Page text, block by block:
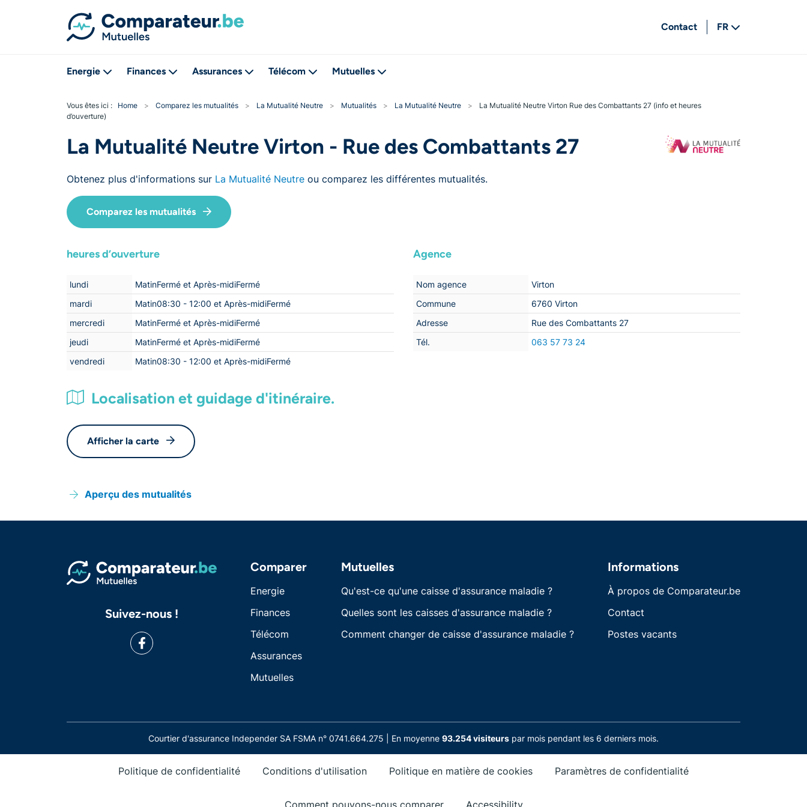
Contact
FR
Energie Finances Assurances Télécom Mutuelles
Vous êtes ici : Home > Comparez les mutualités > La Mutualité Neutre > Mutualités > La Mutualité Neutre >
La Mutualité Neutre Virton Rue des Combattants 27 (info et heures
d’ouverture)
La Mutualité Neutre Virton - Rue des Combattants 27
Obtenez plus d'informations sur La Mutualité Neutre ou comparez les différentes mutualités.
Comparez les mutualités
heures d’ouverture
lundi
MatinFermé et Après-midiFermé
mardi
Matin08:30 - 12:00 et Après-midiFermé
mercredi
MatinFermé et Après-midiFermé
jeudi
MatinFermé et Après-midiFermé
vendredi
Matin08:30 - 12:00 et Après-midiFermé
Agence
Nom agence
Virton
Commune
6760 Virton
Adresse
Rue des Combattants 27
Tél.
063 57 73 24
Localisation et guidage d'itinéraire.
Afficher la carte
Aperçu des mutualités
Suivez-nous !
Comparer
Energie
Finances
Télécom
Assurances
Mutuelles
Mutuelles
Qu'est-ce qu'une caisse d'assurance maladie ?
Quelles sont les caisses d'assurance maladie ?
Comment changer de caisse d'assurance maladie ?
Informations
À propos de Comparateur.be
Contact
Postes vacants
Courtier d'assurance Independer SA FSMA n° 0741.664.275 | En moyenne 93.254 visiteurs par mois pendant les 6 derniers mois.
Politique de confidentialité Conditions d'utilisation Politique en matière de cookies Paramètres de confidentialité
Comment pouvons-nous comparer Accessibility